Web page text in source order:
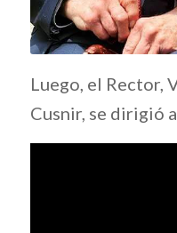
Luego, el Rector,
Cusnir, se dirigió